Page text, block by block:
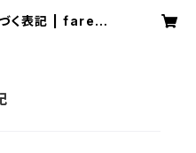
く表記 | fareti